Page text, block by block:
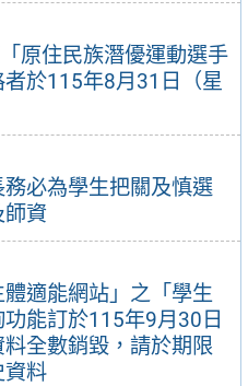
原住民族潛優運動選手
於115年8月31日（星
必為學生把關及慎選
師資
適能網站」之「學生
能訂於115年9月30日
全數銷毀，請於期限
資料